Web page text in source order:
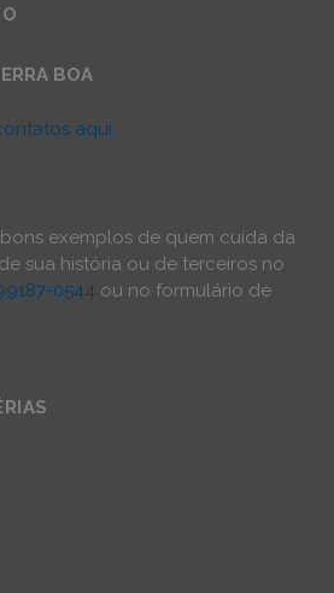
BOA
aqui
exemplos de quem cuida da
sua história ou de terceiros no
0544 ou no formulário de